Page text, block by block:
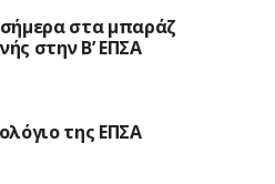
στα μπαράζ
στην Β’ ΕΠΣΑ
της ΕΠΣΑ